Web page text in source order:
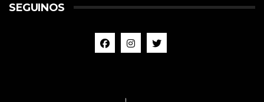
SEGUINOS